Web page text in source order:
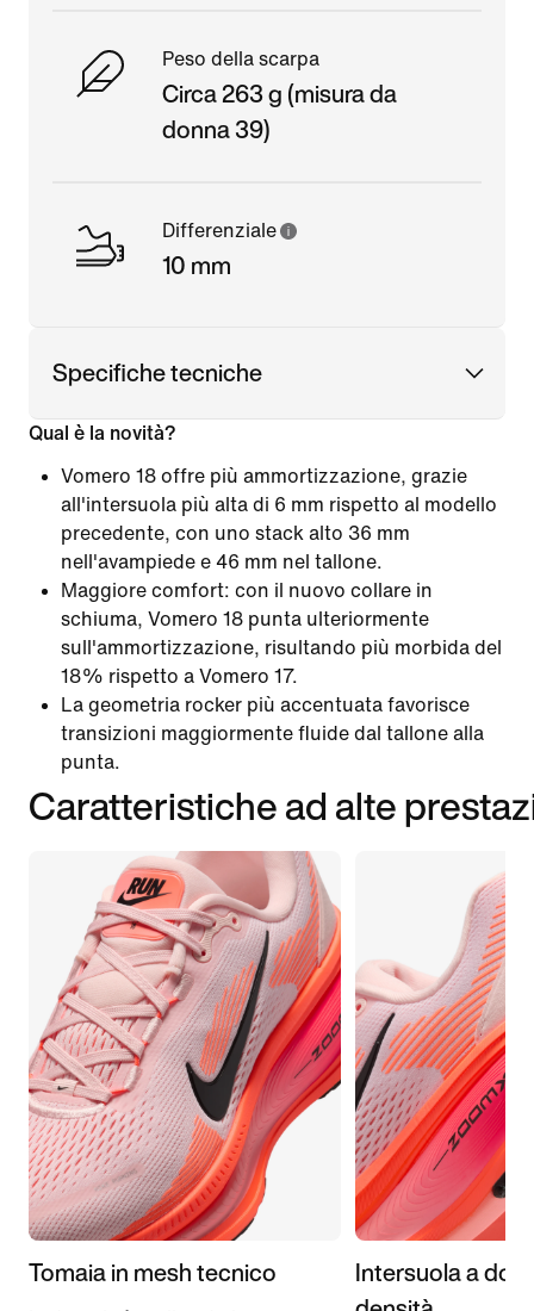
Peso della scarpa
Circa 263 g (misura da
donna 39)
Differenziale
10 mm
Specifiche tecniche
Qual è la novità?
Vomero 18 offre più ammortizzazione, grazie
all'intersuola più alta di 6 mm rispetto al modello
precedente, con uno stack alto 36 mm
nell'avampiede e 46 mm nel tallone.
Maggiore comfort: con il nuovo collare in
schiuma, Vomero 18 punta ulteriormente
sull'ammortizzazione, risultando più morbida del
18% rispetto a Vomero 17.
La geometria rocker più accentuata favorisce
transizioni maggiormente fluide dal tallone alla
punta.
Caratteristiche ad alte
Tomaia in mesh tecnico
Intersuola a